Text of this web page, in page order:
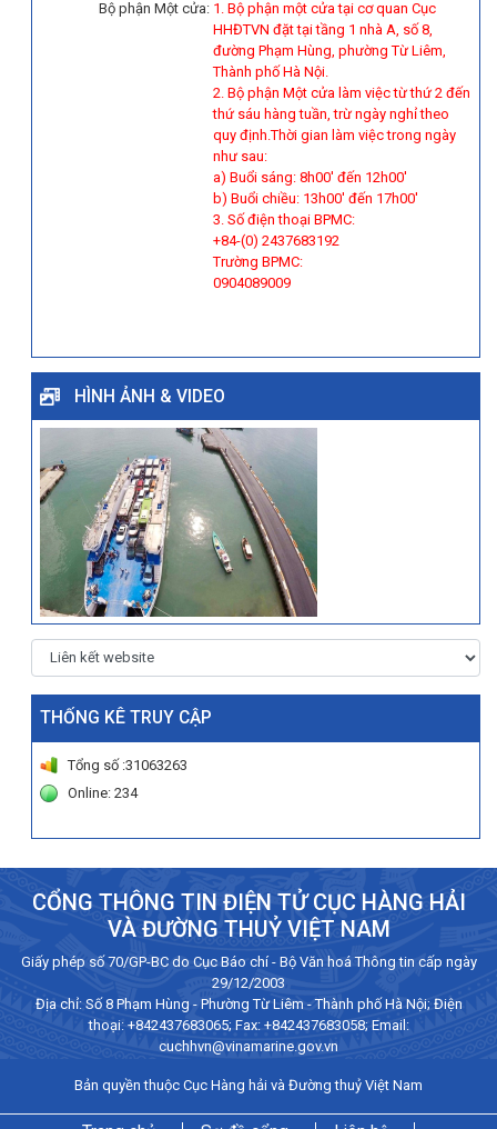
Bộ phận Một cửa: 1. Bộ phận một cửa tại cơ quan Cục
HHĐTVN đặt tại tầng 1 nhà A, số 8,
đường Phạm Hùng, phường Từ Liêm,
Thành phố Hà Nội.
2. Bộ phận Một cửa làm việc từ thứ 2 đến
thứ sáu hàng tuần, trừ ngày nghỉ theo
quy định.Thời gian làm việc trong ngày
như sau:
a) Buổi sáng: 8h00' đến 12h00'
b) Buổi chiều: 13h00' đến 17h00'
3. Số điện thoại BPMC:
+84-(0) 2437683192
Trường BPMC:
0904089009
HÌNH ẢNH & VIDEO
THỐNG KÊ TRUY CẬP
Tổng số :31063263
Online: 234
CỔNG THÔNG TIN ĐIỆN TỬ CỤC HÀNG HẢI
VÀ ĐƯỜNG THUỶ VIỆT NAM
Giấy phép số 70/GP-BC do Cục Báo chí - Bộ Văn hoá Thông tin cấp ngày
29/12/2003
Địa chỉ: Số 8 Phạm Hùng - Phường Từ Liêm - Thành phố Hà Nội; Điện
thoại: +842437683065; Fax: +842437683058; Email:
cuchhvn@vinamarine.gov.vn
Bản quyền thuộc Cục Hàng hải và Đường thuỷ Việt Nam